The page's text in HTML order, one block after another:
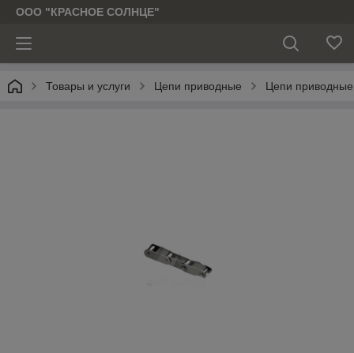
ООО "КРАСНОЕ СОЛНЦЕ"
Товары и услуги Цепи приводные Цепи